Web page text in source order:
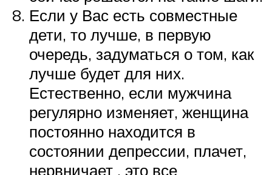
Если у Вас есть совместные
дети, то лучше, в первую
очередь, задуматься о том, как
лучше будет для них.
Естественно, если мужчина
регулярно изменяет, женщина
постоянно находится в
состоянии депрессии, плачет,
нервничает , это все